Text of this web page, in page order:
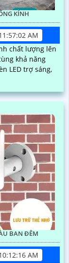
KÍNH
AM
chất lượng lên
khả năng
BAN ĐÊM
AM